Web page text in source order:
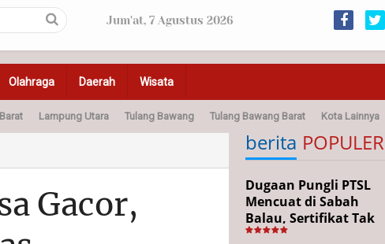
Jum'at, 7 Agustus 2026
Olahraga Daerah Wisata
Pendidikan Otomotif Kesehatan
Lampung Utara Tulang Bawang Tulang Bawang Barat Kota Lainnya
Gacor,
berita POPULER
Dugaan Pungli PTSL
Mencuat di Sabah
Balau, Sertifikat Tak
Kunjung Diterima,